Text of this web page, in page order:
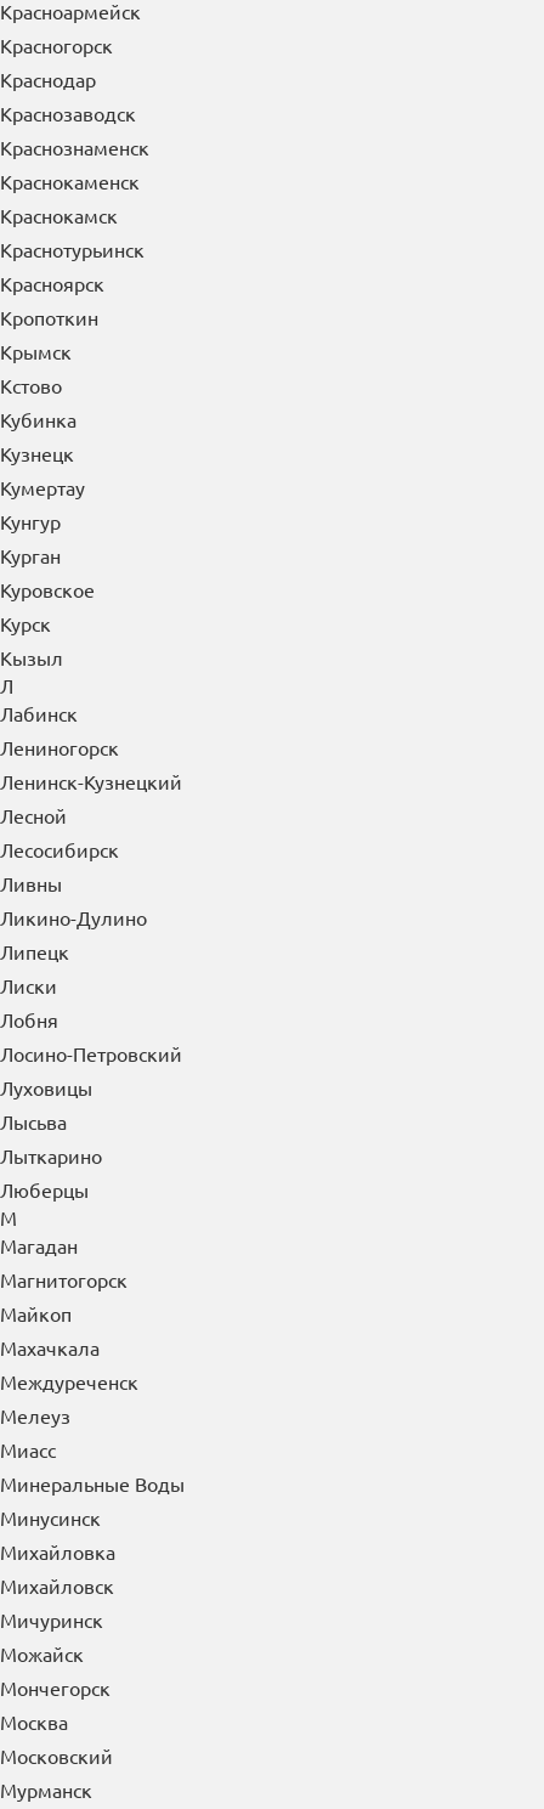
Королев
Королёв
Кострома
Котельники
Котлас
Красноармейск
Красногорск
Краснодар
Краснозаводск
Краснознаменск
Краснокаменск
Краснокамск
Краснотурьинск
Красноярск
Кропоткин
Крымск
Кстово
Кубинка
Кузнецк
Кумертау
Кунгур
Курган
Куровское
Курск
Кызыл
Л
Лабинск
Лениногорск
Ленинск-Кузнецкий
Лесной
Лесосибирск
Ливны
Ликино-Дулино
Липецк
Лиски
Лобня
Лосино-Петровский
Луховицы
Лысьва
Лыткарино
Люберцы
М
Магадан
Магнитогорск
Майкоп
Махачкала
Междуреченск
Мелеуз
Миасс
Минеральные Воды
Минусинск
Михайловка
Михайловск
Мичуринск